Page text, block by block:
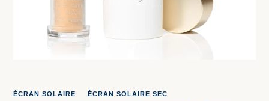
ÉCRAN SOLAIRE ÉCRAN SOLAIRE SEC